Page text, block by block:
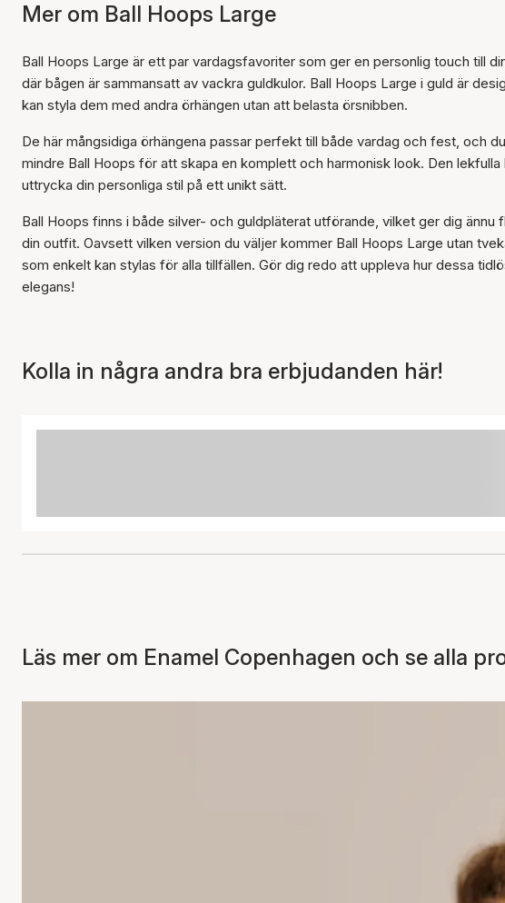
Mer om Ball Hoops Large
Ball Hoops Large är ett par vardagsfavoriter som ger en personlig touch till
där bågen är sammansatt av vackra guldkulor. Ball Hoops Large i guld är
kan styla dem med andra örhängen utan att belasta örsnibben.
De här mångsidiga örhängena passar perfekt till både vardag och fest, och
mindre Ball Hoops för att skapa en komplett och harmonisk look. Den
uttrycka din personliga stil på ett unikt sätt.
Ball Hoops finns i både silver- och guldpläterat utförande, vilket ger dig
din outfit. Oavsett vilken version du väljer kommer Ball Hoops Large utan
som enkelt kan stylas för alla tillfällen. Gör dig redo att uppleva hur dessa
elegans!
Kolla in några andra bra erbjudanden här!
Läs mer om Enamel Copenhagen och se alla